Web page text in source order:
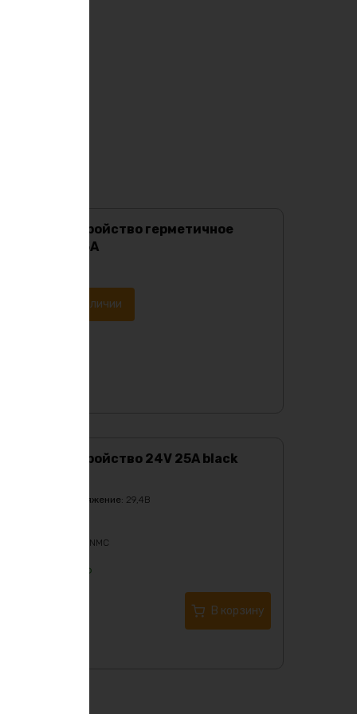
Зарядное устройство герметичное
Lifepo4 12в 15А
Уведомить о наличии
Зарядное устройство 24V 25А black
Выходное напряжение: 29,4В
Lifepo4/Li-NMC
₽
В корзину